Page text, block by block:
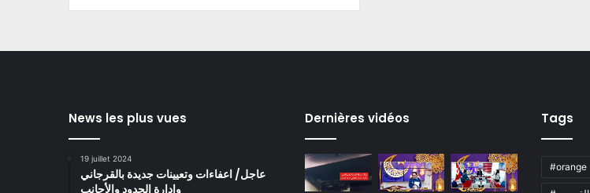
News les plus vues
19 juillet 2024
عاجل/ اعفاءات وتعيينات جديدة بالقرجاني
وادارة الحدود والأجانب
Dernières vidéos Tags
#orange